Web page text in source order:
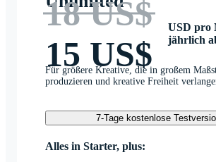
18 US$
15 US$
USD pro
jährlich
Für größere Kreative, die in großem
produzieren und kreative Freiheit
7-Tage kostenlose
Alles in Starter, plus: